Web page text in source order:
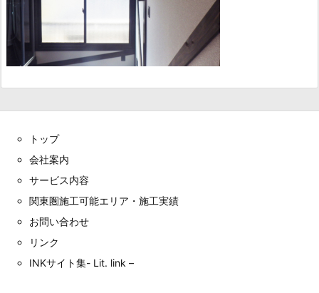
トップ
会社案内
サービス内容
関東圏施工可能エリア・施工実績
お問い合わせ
リンク
INKサイト集- Lit. link –